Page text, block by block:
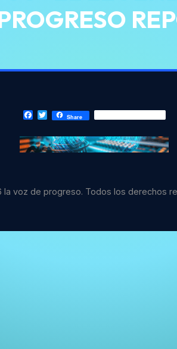
Facebook
Twitter
Share
la voz de progreso. Todos los derechos